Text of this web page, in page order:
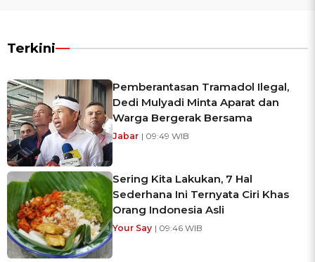
Terkini
Pemberantasan Tramadol Ilegal,
Dedi Mulyadi Minta Aparat dan
Warga Bergerak Bersama
Jabar | 09:49 WIB
Sering Kita Lakukan, 7 Hal
Sederhana Ini Ternyata Ciri Khas
Orang Indonesia Asli
Your Say | 09:46 WIB